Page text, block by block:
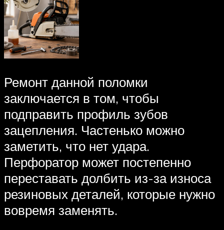
Ремонт данной поломки
заключается в том, чтобы
подправить профиль зубов
зацепления. Частенько можно
заметить, что нет удара.
Перфоратор может постепенно
переставать долбить из-за износа
резиновых деталей, которые нужно
вовремя заменять.